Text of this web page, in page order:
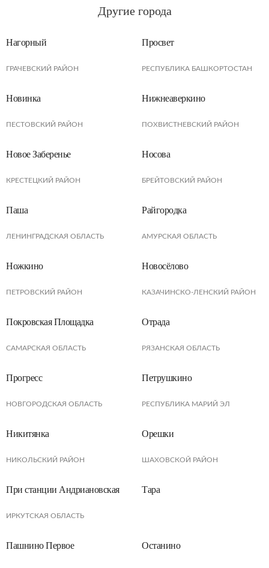
Другие города
Нагорный
ГРАЧЕВСКИЙ РАЙОН
Просвет
РЕСПУБЛИКА БАШКОРТОСТАН
Новинка
ПЕСТОВСКИЙ РАЙОН
Нижнеаверкино
ПОХВИСТНЕВСКИЙ РАЙОН
Новое Заберенье
КРЕСТЕЦКИЙ РАЙОН
Носова
БРЕЙТОВСКИЙ РАЙОН
Паша
ЛЕНИНГРАДСКАЯ ОБЛАСТЬ
Райгородка
АМУРСКАЯ ОБЛАСТЬ
Ножкино
ПЕТРОВСКИЙ РАЙОН
Новосёлово
КАЗАЧИНСКО-ЛЕНСКИЙ РАЙОН
Покровская Площадка
САМАРСКАЯ ОБЛАСТЬ
Отрада
РЯЗАНСКАЯ ОБЛАСТЬ
Прогресс
НОВГОРОДСКАЯ ОБЛАСТЬ
Петрушкино
РЕСПУБЛИКА МАРИЙ ЭЛ
Никитянка
НИКОЛЬСКИЙ РАЙОН
Орешки
ШАХОВСКОЙ РАЙОН
При станции Андриановская
ИРКУТСКАЯ ОБЛАСТЬ
Тара
Пашнино Первое Останино